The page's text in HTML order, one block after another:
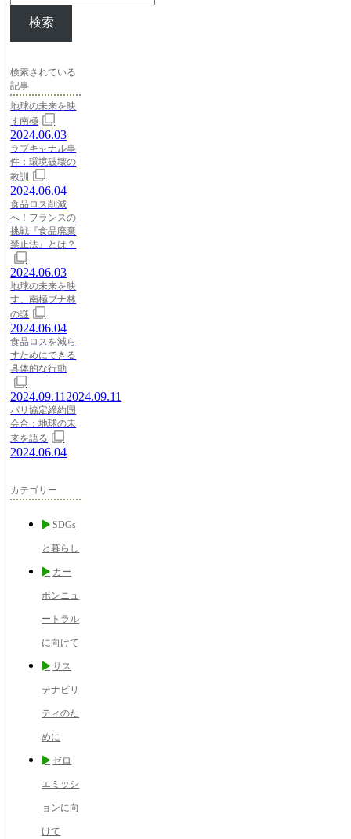
検索
検索されている
記事
地球の未来を映
す南極
2024.06.03
ラブキャナル事
件：環境破壊の
教訓
2024.06.04
食品ロス削減
へ！フランスの
挑戦『食品廃棄
禁止法』とは？
2024.06.03
地球の未来を映
す、南極ブナ林
の謎
2024.06.04
食品ロスを減ら
すためにできる
具体的な行動
2024.09.11 2024.09.11
パリ協定締約国
会合：地球の未
来を語る
2024.06.04
カテゴリー
SDGs
と暮らし
カー
ボンニュ
ートラル
に向けて
サス
テナビリ
ティのた
めに
ゼロ
エミッシ
ョンに向
けて